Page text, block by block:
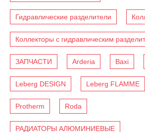
Гидравлические разделители
Коллекторы с гидравлическим
ЗАПЧАСТИ Arderia Baxi
Leberg DESIGN Leberg FLAMME
Protherm Roda
РАДИАТОРЫ АЛЮМИНИЕВЫЕ